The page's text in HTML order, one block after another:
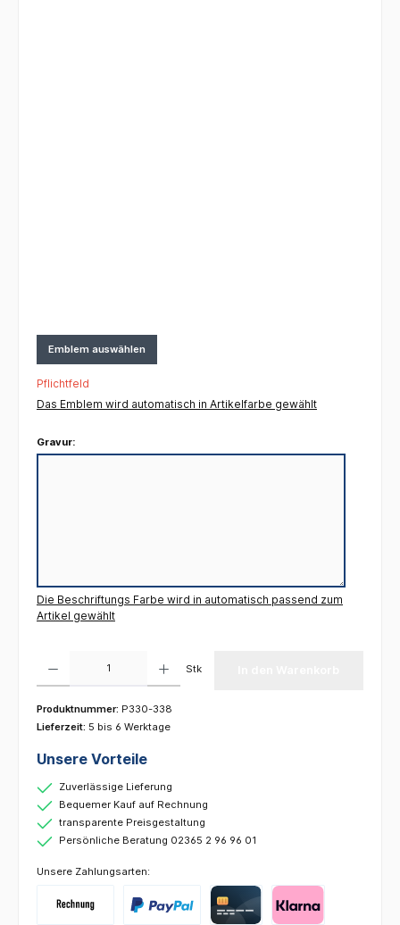
Emblem auswählen
Pflichtfeld
Das Emblem wird automatisch in Artikelfarbe gewählt
Gravur:
Die Beschriftungs Farbe wird in automatisch passend zum
Artikel gewählt
Stk
Produktnummer: P330-338
Lieferzeit: 5 bis 6 Werktage
Unsere Vorteile
Zuverlässige Lieferung
Bequemer Kauf auf Rechnung
transparente Preisgestaltung
Persönliche Beratung 02365 2 96 96 01
Unsere Zahlungsarten: